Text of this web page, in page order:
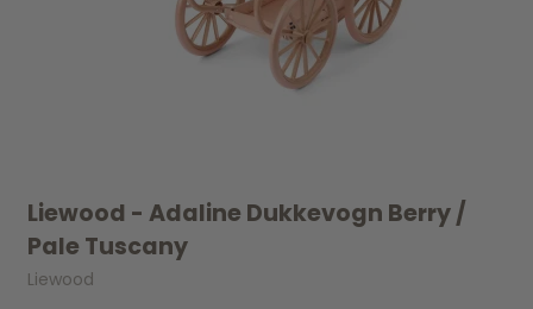
Liewood - Adaline Dukkevogn Berry /
Pale Tuscany
Liewood